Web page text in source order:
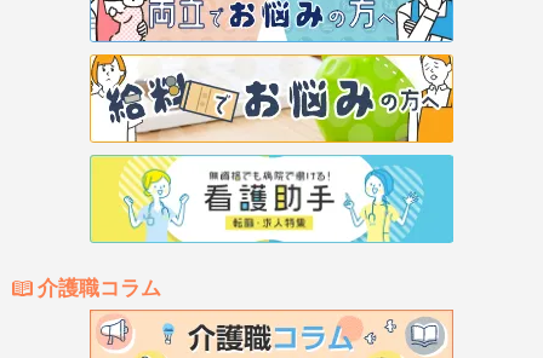
介護職コラム